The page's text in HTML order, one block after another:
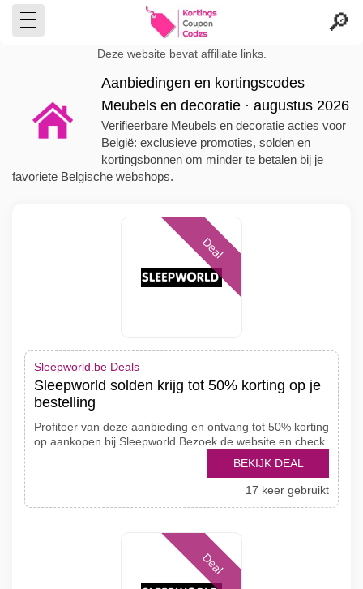
Deze website bevat affiliate links.
Aanbiedingen en kortingscodes
Meubels en decoratie · augustus 2026
Verifieerbare Meubels en decoratie acties voor
België: exclusieve promoties, solden en
kortingsbonnen om minder te betalen bij je
favoriete Belgische webshops.
Deal
Sleepworld.be Deals
Sleepworld solden krijg tot 50% korting op je
bestelling
Profiteer van deze aanbieding en ontvang tot 50% korting
op aankopen bij Sleepworld Bezoek de website en check
BEKIJK DEAL
17 keer gebruikt
Deal